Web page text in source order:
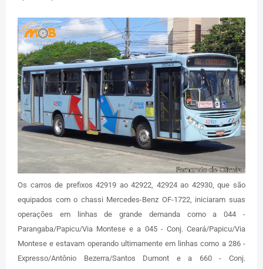
Os carros de prefixos 42919 ao 42922, 42924 ao 42930, que são
equipados com o chassi Mercedes-Benz OF-1722, iniciaram suas
operações em linhas de grande demanda como a 044 -
Parangaba/Papicu/Via Montese e a 045 - Conj. Ceará/Papicu/Via
Montese e estavam operando ultimamente em linhas como a 286 -
Expresso/Antônio Bezerra/Santos Dumont e a 660 - Conj.